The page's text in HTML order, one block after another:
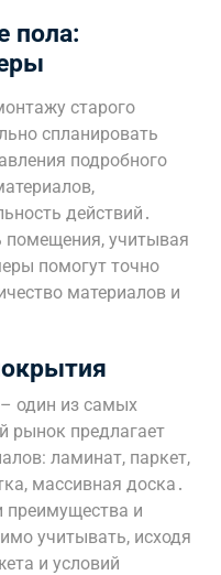
пола:
старого
спланировать
подробного
действий․
помещения, учитывая
помогут точно
материалов и
один из самых
рынок предлагает
ламинат, паркет,
массивная доска․
преимущества и
учитывать, исходя
и условий